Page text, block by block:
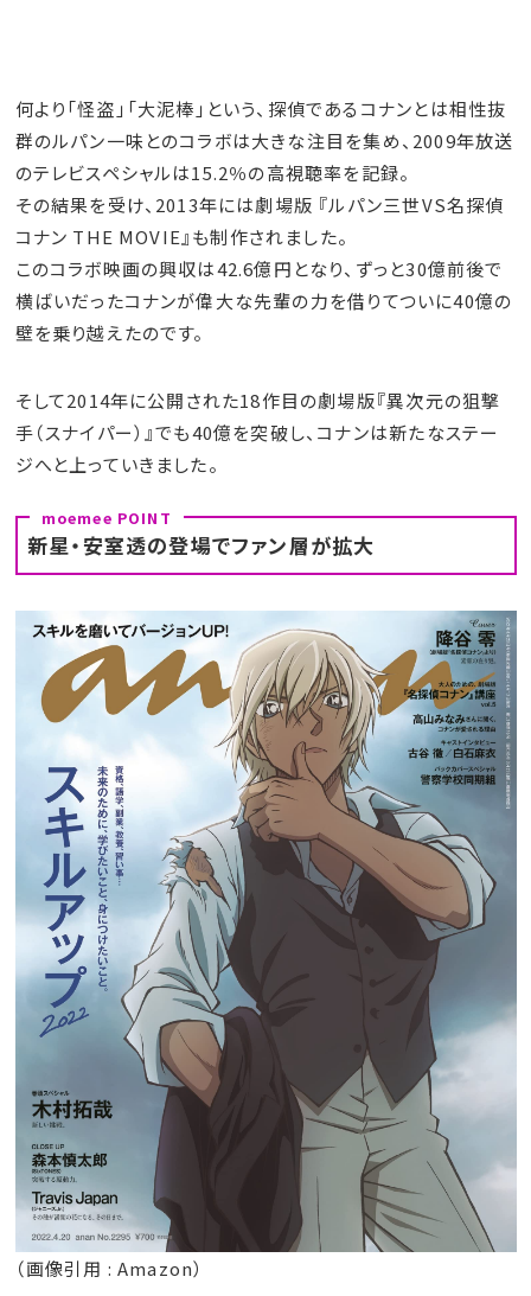
何より「怪盗」「大泥棒」という、探偵であるコナンとは相性抜
群のルパン一味とのコラボは大きな注目を集め、2009年放送
のテレビスペシャルは15.2％の高視聴率を記録。
その結果を受け、2013年には劇場版 『ルパン三世VS名探偵
コナン THE MOVIE』も制作されました。
このコラボ映画の興収は42.6億円となり、ずっと30億前後で
横ばいだったコナンが偉大な先輩の力を借りてついに40億の
壁を乗り越えたのです。
そして2014年に公開された18作目の劇場版『異次元の狙撃
手（スナイパー）』でも40億を突破し、コナンは新たなステー
ジへと上っていきました。
新星・安室透の登場でファン層が拡大
（画像引用 : Amazon）